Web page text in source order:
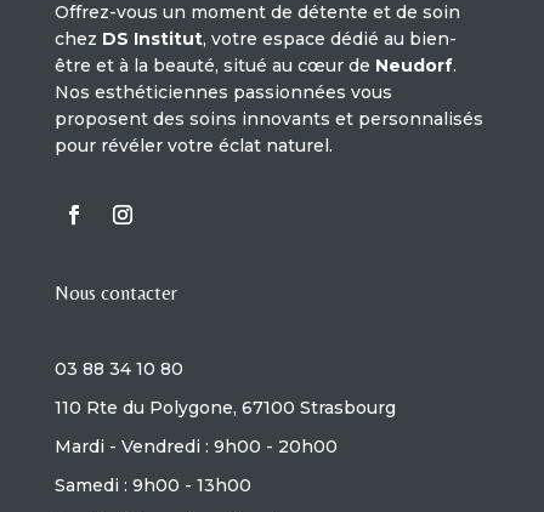
Offrez-vous un moment de détente et de soin
chez DS Institut, votre espace dédié au bien-
être et à la beauté, situé au cœur de Neudorf.
Nos esthéticiennes passionnées vous
proposent des soins innovants et personnalisés
pour révéler votre éclat naturel.
Nous contacter
03 88 34 10 80
110 Rte du Polygone, 67100 Strasbourg
Mardi - Vendredi : 9h00 - 20h00
Samedi : 9h00 - 13h00